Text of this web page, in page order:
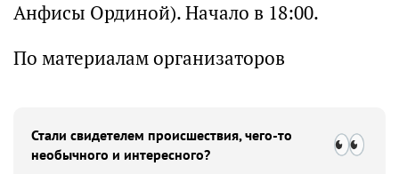
Анфисы Ординой). Начало в 18:00.
По материалам организаторов
Стали свидетелем происшествия, чего-то
необычного и интересного?